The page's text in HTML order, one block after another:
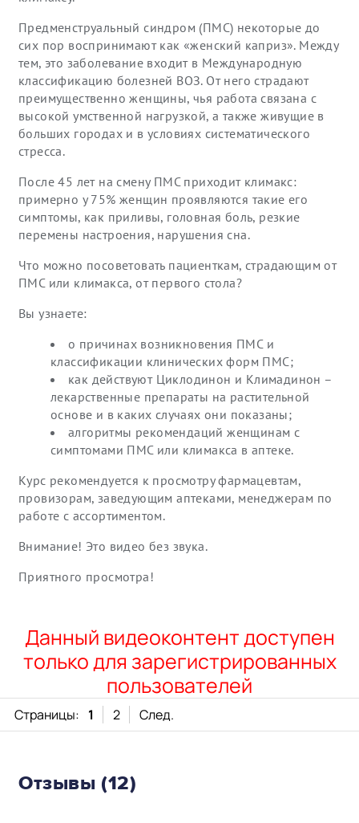
Предменструальный синдром (ПМС) некоторые до
сих пор воспринимают как «женский каприз». Между
тем, это заболевание входит в Международную
классификацию болезней ВОЗ. От него страдают
преимущественно женщины, чья работа связана с
высокой умственной нагрузкой, а также живущие в
больших городах и в условиях систематического
стресса.
После 45 лет на смену ПМС приходит климакс:
примерно у 75% женщин проявляются такие его
симптомы, как приливы, головная боль, резкие
перемены настроения, нарушения сна.
Что можно посоветовать пациенткам, страдающим от
ПМС или климакса, от первого стола?
Вы узнаете:
о причинах возникновения ПМС и
классификации клинических форм ПМС;
как действуют Циклодинон и Климадинон –
лекарственные препараты на растительной
основе и в каких случаях они показаны;
алгоритмы рекомендаций женщинам с
симптомами ПМС или климакса в аптеке.
Курс рекомендуется к просмотру фармацевтам,
провизорам, заведующим аптеками, менеджерам по
работе с ассортиментом.
Внимание! Это видео без звука.
Приятного просмотра!
Данный видеоконтент доступен
только для зарегистрированных
пользователей
Страницы: 1 2 След.
Отзывы (12)